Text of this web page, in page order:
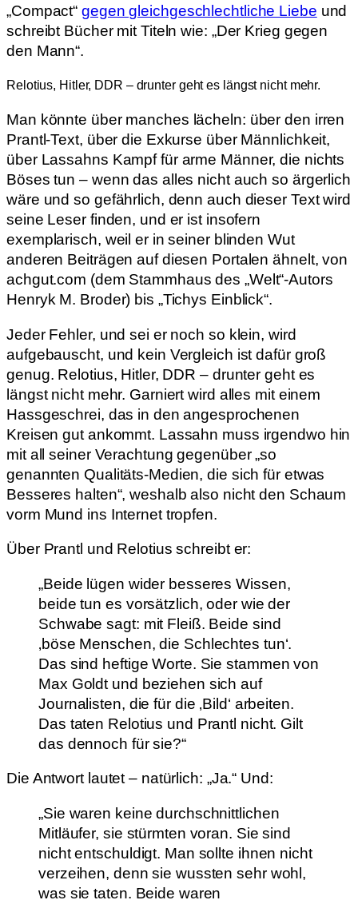
„Compact“gegen gleichgeschlechtliche Liebe und
schreibt Bücher mit Titeln wie: „Der Krieg gegen
den Mann“.
Relotius, Hitler, DDR – drunter geht es längst nicht mehr.
Man könnte über manches lächeln: über den irren
Prantl-Text, über die Exkurse über Männlichkeit,
über Lassahns Kampf für arme Männer, die nichts
Böses tun – wenn das alles nicht auch so ärgerlich
wäre und so gefährlich, denn auch dieser Text wird
seine Leser finden, und er ist insofern
exemplarisch, weil er in seiner blinden Wut
anderen Beiträgen auf diesen Portalen ähnelt, von
achgut.com (dem Stammhaus des „Welt“-Autors
Henryk M. Broder) bis „Tichys Einblick“.
Jeder Fehler, und sei er noch so klein, wird
aufgebauscht, und kein Vergleich ist dafür groß
genug. Relotius, Hitler, DDR – drunter geht es
längst nicht mehr. Garniert wird alles mit einem
Hassgeschrei, das in den angesprochenen
Kreisen gut ankommt. Lassahn muss irgendwo hin
mit all seiner Verachtung gegenüber „so
genannten Qualitäts-Medien, die sich für etwas
Besseres halten“, weshalb also nicht den Schaum
vorm Mund ins Internet tropfen.
Über Prantl und Relotius schreibt er:
„Beide lügen wider besseres Wissen,
beide tun es vorsätzlich, oder wie der
Schwabe sagt: mit Fleiß. Beide sind
‚böse Menschen, die Schlechtes tun‘.
Das sind heftige Worte. Sie stammen von
Max Goldt und beziehen sich auf
Journalisten, die für die ‚Bild‘ arbeiten.
Das taten Relotius und Prantl nicht. Gilt
das dennoch für sie?“
Die Antwort lautet – natürlich: „Ja.“ Und:
„Sie waren keine durchschnittlichen
Mitläufer, sie stürmten voran. Sie sind
nicht entschuldigt. Man sollte ihnen nicht
verzeihen, denn sie wussten sehr wohl,
was sie taten. Beide waren